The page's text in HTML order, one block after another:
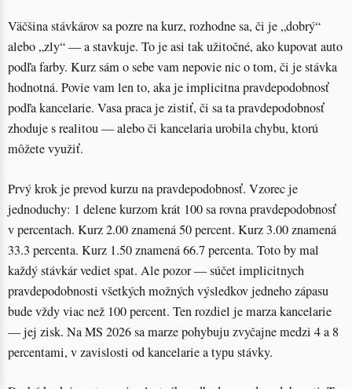
Väčšina stávkárov sa pozre na kurz, rozhodne sa, či je „dobrý“
alebo „zly“ — a stavkuje. To je asi tak užitočné, ako kupovat auto
podľa farby. Kurz sám o sebe vam nepovie nic o tom, či je stávka
hodnotná. Povie vam len to, aka je implicitna pravdepodobnosť
podľa kancelarie. Vasa praca je zistiť, či sa ta pravdepodobnosť
zhoduje s realitou — alebo či kancelaria urobila chybu, ktorú
môžete využiť.
Prvý krok je prevod kurzu na pravdepodobnosť. Vzorec je
jednoduchy: 1 delene kurzom krát 100 sa rovna pravdepodobnosť
v percentach. Kurz 2.00 znamená 50 percent. Kurz 3.00 znamená
33.3 percenta. Kurz 1.50 znamená 66.7 percenta. Toto by mal
každý stávkár vediet spat. Ale pozor — súčet implicitnych
pravdepodobnosti všetkých možných výsledkov jedneho zápasu
bude vždy viac než 100 percent. Ten rozdiel je marza kancelarie
— jej zisk. Na MS 2026 sa marze pohybuju zvyčajne medzi 4 a 8
percentami, v zavislosti od kancelarie a typu stávky.